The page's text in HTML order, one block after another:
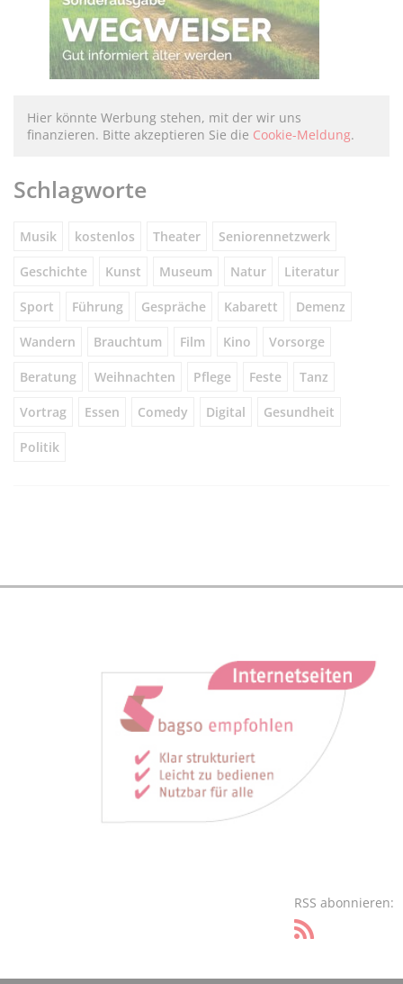
Hier könnte Werbung stehen, mit der wir uns
finanzieren. Bitte akzeptieren Sie die Cookie-Meldung.
Schlagworte
Musik kostenlos Theater Seniorennetzwerk
Geschichte Kunst Museum Natur Literatur
Sport Führung Gespräche Kabarett Demenz
Wandern Brauchtum Film Kino Vorsorge
Beratung Weihnachten Pflege Feste Tanz
Vortrag Essen Comedy Digital Gesundheit
Politik
RSS abonnieren: